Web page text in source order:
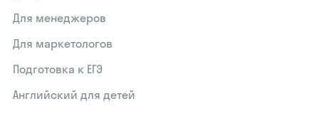
Для менеджеров
Для маркетологов
Подготовка к ЕГЭ
Английский для детей